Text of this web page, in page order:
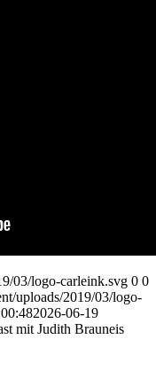
03/logo-carleink.svg 0 0
uploads/2019/03/logo-
2026-06-19
mit Judith Brauneis